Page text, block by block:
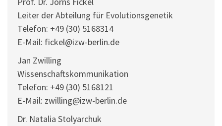
Leiter der Abteilung für Evolutionsgenetik
Telefon: +49 (30) 5168314
E-Mail: fickel@izw-berlin.de
Jan Zwilling
Wissenschaftskommunikation
Telefon: +49 (30) 5168121
E-Mail: zwilling@izw-berlin.de
Dr. Natalia Stolyarchuk